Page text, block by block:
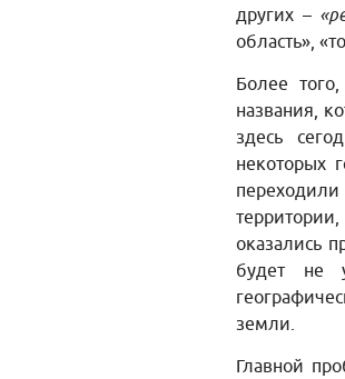
других –
область»,
Более
названия,
здесь
некоторых
переходили
оказались
будет не
земли.
Главной